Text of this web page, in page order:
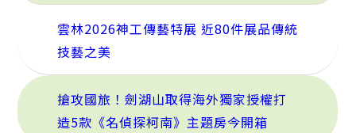
雲林2026神工傳藝特展 近80件展品傳統
技藝之美
搶攻國旅！劍湖山取得海外獨家授權打
造5款《名偵探柯南》主題房今開箱